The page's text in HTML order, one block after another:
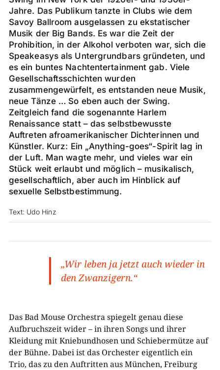
Jahre. Das Publikum tanzte in Clubs wie dem
Savoy Ballroom ausgelassen zu ekstatischer
Musik der Big Bands. Es war die Zeit der
Prohibition, in der Alkohol verboten war, sich die
Speakeasys als Untergrundbars gründeten, und
es ein buntes Nachtentertainment gab. Viele
Gesellschaftsschichten wurden
zusammengewürfelt, es entstanden neue Musik,
neue Tänze … So eben auch der Swing.
Zeitgleich fand die sogenannte Harlem
Renaissance statt – das selbstbewusste
Auftreten afroamerikanischer Dichterinnen und
Künstler. Kurz: Ein „Anything-goes“-Spirit lag in
der Luft. Man wagte mehr, und vieles war ein
Stück weit erlaubt und möglich – musikalisch,
gesellschaftlich, aber auch im Hinblick auf
sexuelle Selbstbestimmung.
Text: Udo Hinz
„Wir leben ja jetzt auch wieder in
den Zwanzigern.“
Das Bad Mouse Orchestra spiegelt genau diese
Aufbruchszeit wider – in ihren Songs und ihrer
Kleidung mit Kniebundhosen und Schiebermütze auf
der Bühne. Dabei ist das Orchester eigentlich ein
Trio, das zu den Auftritten aus München, Freiburg